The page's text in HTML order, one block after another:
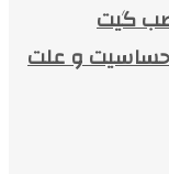
گیت
حساسیت و علت